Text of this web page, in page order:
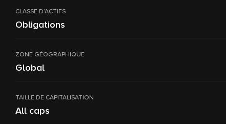
CLASSE D’ACTIFS
Obligations
ZONE GÉOGRAPHIQUE
Global
TAILLE DE CAPITALISATION
All caps